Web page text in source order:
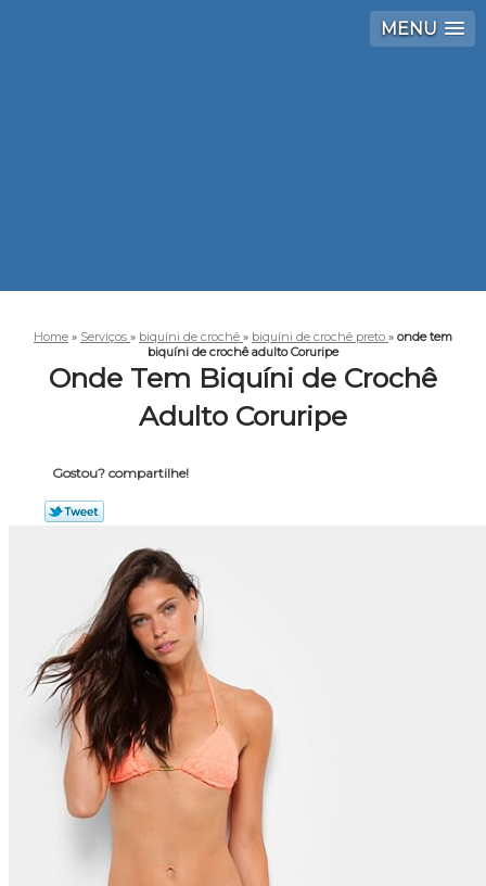
MENU
Home » Serviços » biquíni de crochê » biquíni de crochê preto » onde tem
biquíni de crochê adulto Coruripe
Onde Tem Biquíni de Crochê
Adulto Coruripe
Gostou? compartilhe!